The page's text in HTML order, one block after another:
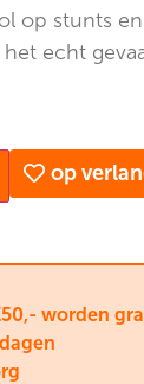
op stunts
echt
op
worden